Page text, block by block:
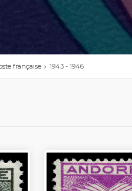
française 1943 - 1946